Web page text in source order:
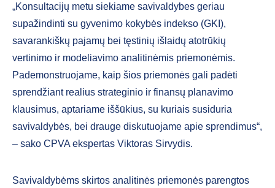
„Konsultacijų metu siekiame savivaldybes geriau
supažindinti su gyvenimo kokybės indekso (GKI),
savarankiškų pajamų bei tęstinių išlaidų atotrūkių
vertinimo ir modeliavimo analitinėmis priemonėmis.
Pademonstruojame, kaip šios priemonės gali padėti
sprendžiant realius strateginio ir finansų planavimo
klausimus, aptariame iššūkius, su kuriais susiduria
savivaldybės, bei drauge diskutuojame apie sprendimus“,
– sako CPVA ekspertas Viktoras Sirvydis.
Savivaldybėms skirtos analitinės priemonės parengtos